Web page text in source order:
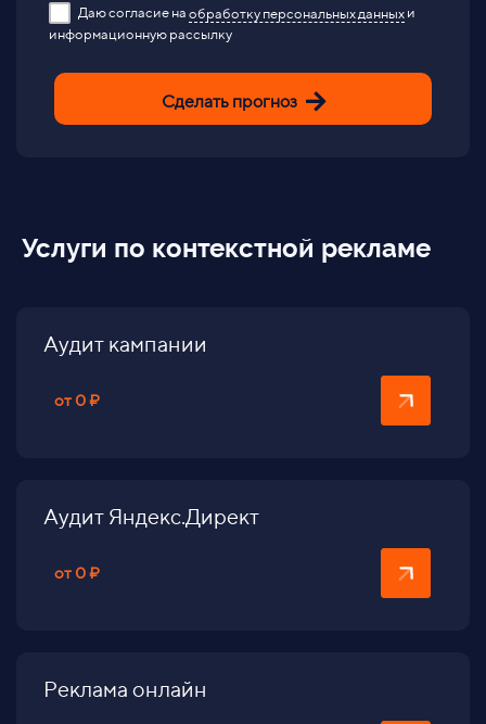
Даю согласие на обработку персональных данных и
информационную рассылку
Сделать прогноз
Услуги по контекстной рекламе
Аудит кампании
от 0 ₽
Аудит Яндекс.Директ
от 0 ₽
Реклама онлайн